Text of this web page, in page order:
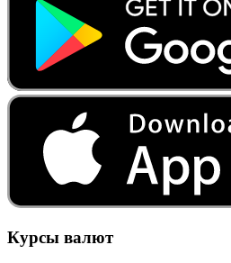
Курсы валют